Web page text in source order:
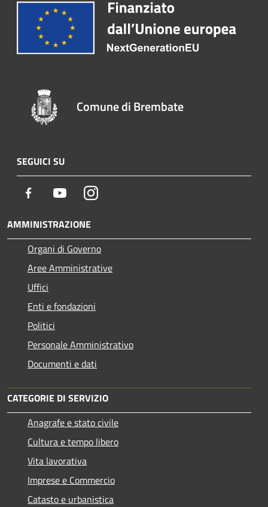
Comune di Brembate
SEGUICI SU
Facebook YoutubeInstagram
AMMINISTRAZIONE
Organi di Governo
Aree Amministrative
Uffici
Enti e fondazioni
Politici
Personale Amministrativo
Documenti e dati
CATEGORIE DI SERVIZIO
Anagrafe e stato civile
Cultura e tempo libero
Vita lavorativa
Imprese e Commercio
Catasto e urbanistica